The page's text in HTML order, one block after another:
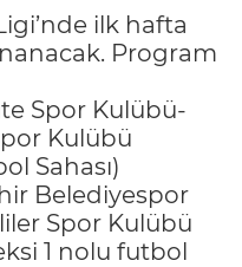
ilk hafta
Program
Spor Kulübü-
Kulübü
Sahası)
Belediyespor
Spor Kulübü
1 nolu futbol